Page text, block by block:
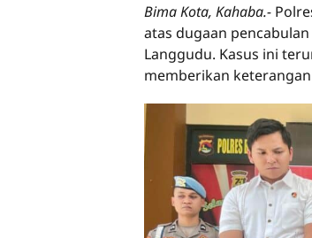
Bima Kota, Kahaba.-
atas dugaan
Langgudu. Kasus ini
memberikan